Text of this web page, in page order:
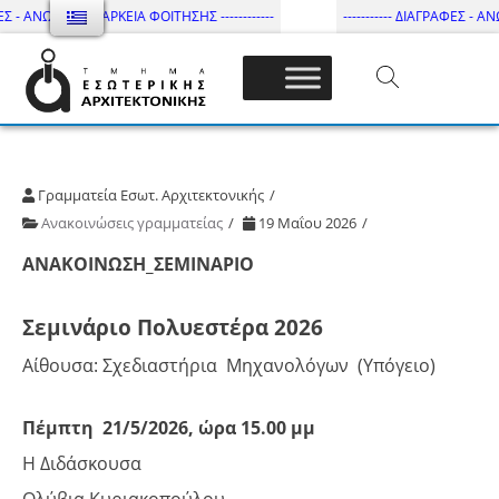
ΑΝΩΤΑΤΗ ΔΙΑΡΚΕΙΑ ΦΟΙΤΗΣΗΣ ------------ ----------- ΔΙΑΓΡΑΦΕΣ -
Τμήμα Εσωτ. Αρχιτεκτονικής – ΔΙ.ΠΑ.Ε
Γραμματεία Εσωτ. Αρχιτεκτονικής
Ανακοινώσεις γραμματείας
19 Μαΐου 2026
ΑΝΑΚΟΙΝΩΣΗ_ΣΕΜΙΝΑΡΙΟ
Σεμινάριο Πολυεστέρα 2026
Αίθουσα: Σχεδιαστήρια Μηχανολόγων (Υπόγειο)
Πέμπτη 21/5/2026, ώρα 15.00 μμ
Η Διδάσκουσα